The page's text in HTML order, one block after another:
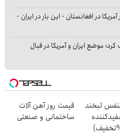
در افغانستان - این بار در ایران -
موضع ایران و آمریکا در قبال
لبخند
قیمت روز آهن آلات
ساختمانی و صنعتی